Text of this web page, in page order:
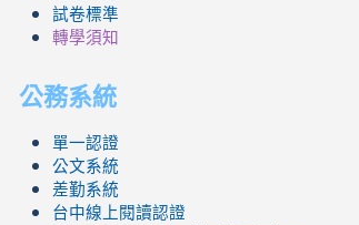
試卷標準
轉學須知
公務系統
單一認證
公文系統
差勤系統
台中線上閱讀認證